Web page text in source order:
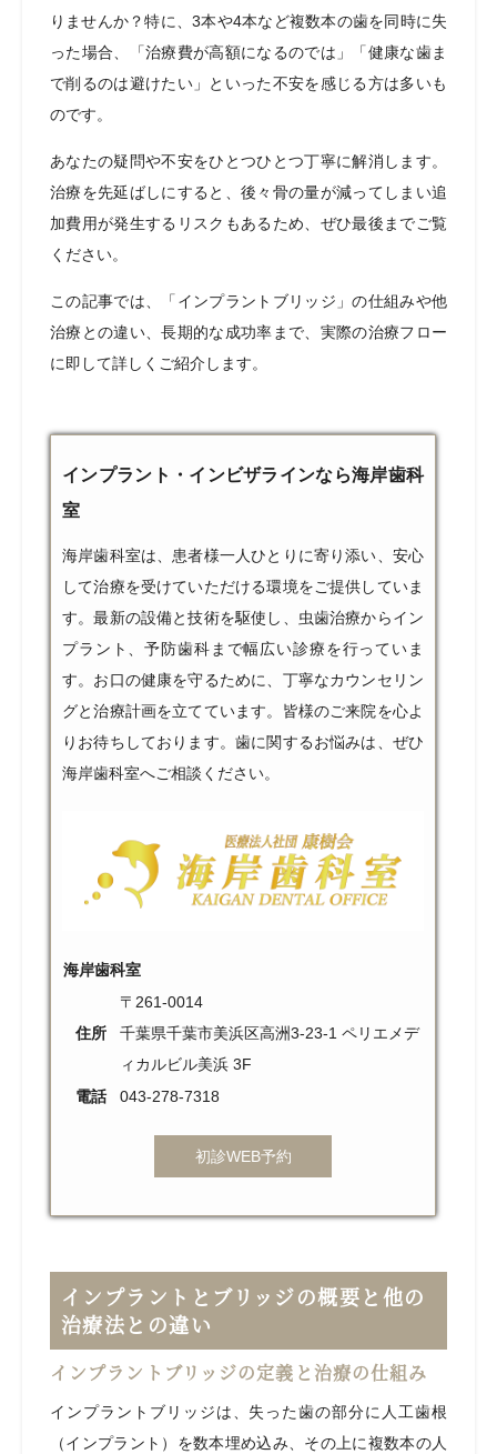
りませんか？特に、3本や4本など複数本の歯を同時に失
った場合、「治療費が高額になるのでは」「健康な歯ま
で削るのは避けたい」といった不安を感じる方は多いも
のです。
あなたの疑問や不安をひとつひとつ丁寧に解消します。
治療を先延ばしにすると、後々骨の量が減ってしまい追
加費用が発生するリスクもあるため、ぜひ最後までご覧
ください。
この記事では、「インプラントブリッジ」の仕組みや他
治療との違い、長期的な成功率まで、実際の治療フロー
に即して詳しくご紹介します。
インプラント・インビザラインなら海岸歯科
室
海岸歯科室は、患者様一人ひとりに寄り添い、安心
して治療を受けていただける環境をご提供していま
す。最新の設備と技術を駆使し、虫歯治療からイン
プラント、予防歯科まで幅広い診療を行っていま
す。お口の健康を守るために、丁寧なカウンセリン
グと治療計画を立てています。皆様のご来院を心よ
りお待ちしております。歯に関するお悩みは、ぜひ
海岸歯科室へご相談ください。
海岸歯科室
住所
〒261-0014
千葉県千葉市美浜区高洲3-23-1 ペリエメデ
ィカルビル美浜 3F
電話
043-278-7318
初診WEB予約
インプラントとブリッジの概要と他の
治療法との違い
インプラントブリッジの定義と治療の仕組み
インプラントブリッジは、失った歯の部分に人工歯根
（インプラント）を数本埋め込み、その上に複数本の人